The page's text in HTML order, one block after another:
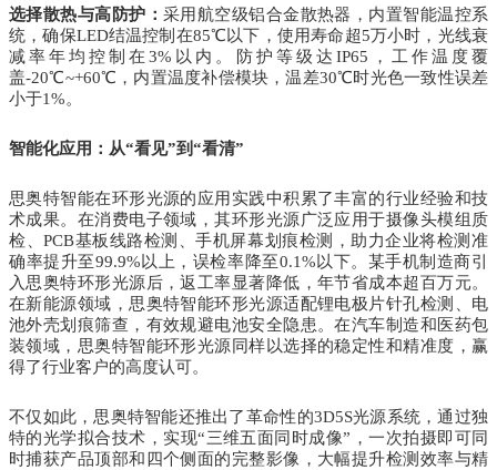
选择散热与高防护： 采用航空级铝合金散热器，内置智能温控系
统，确保LED结温控制在85℃以下，使用寿命超5万小时，光线衰
减率年均控制在3%以内。防护等级达IP65，工作温度覆
盖-20℃~+60℃，内置温度补偿模块，温差30℃时光色一致性误差
小于1%。
智能化应用：从“看见”到“看清”
思奥特智能在环形光源的应用实践中积累了丰富的行业经验和技
术成果。在消费电子领域，其环形光源广泛应用于摄像头模组质
检、PCB基板线路检测、手机屏幕划痕检测，助力企业将检测准
确率提升至99.9%以上，误检率降至0.1%以下。某手机制造商引
入思奥特环形光源后，返工率显著降低，年节省成本超百万元。
在新能源领域，思奥特智能环形光源适配锂电极片针孔检测、电
池外壳划痕筛查，有效规避电池安全隐患。在汽车制造和医药包
装领域，思奥特智能环形光源同样以选择的稳定性和精准度，赢
得了行业客户的高度认可。
不仅如此，思奥特智能还推出了革命性的3D5S光源系统，通过独
特的光学拟合技术，实现“三维五面同时成像”，一次拍摄即可同
时捕获产品顶部和四个侧面的完整影像，大幅提升检测效率与精